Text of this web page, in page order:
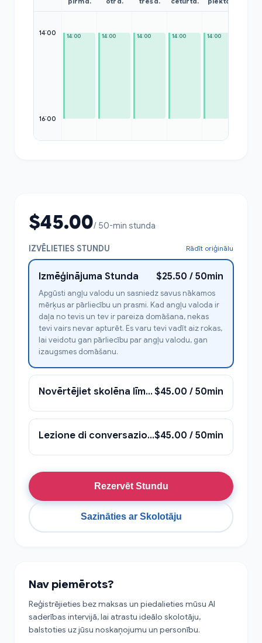
14:00
16:00
14:00 14:00 14:00 14:00 14:00
$45.00/ 50-min stunda
IZVĒLIETIES STUNDU Rādīt oriģinālu
Izmēģinājuma Stunda $25.50 / 50min
Apgūsti angļu valodu un sasniedz savus nākamos
mērķus ar pārliecību un prasmi. Kad angļu valoda ir
daļa no tevis un tev ir pareiza domāšana, nekas
tevi vairs nevar apturēt. Es varu tevi vadīt aiz rokas,
lai veidotu gan pārliecību par angļu valodu, gan
izaugsmes domāšanu.
Novērtējiet skolēna līmeni un atklājiet skolēna mācību vajadzības, kanālus un intereses $45.00 / 50min
Lezione di conversazione — runāšana$45.00 / 50min
Rezervēt Stundu
Sazināties ar Skolotāju
Nav piemērots?
Reģistrējieties bez maksas un piedalieties mūsu AI
saderības intervijā, lai atrastu ideālo skolotāju,
balstoties uz jūsu noskaņojumu un personību.